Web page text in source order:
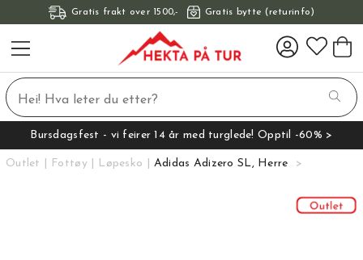
Gratis frakt over 1500,- Gratis bytte (returinfo)
Bursdagsfest - vi feirer 14 år med turglede! Opptil -60% >
Outlet Fottøy Løpesko Adidas Adizero SL, Herre